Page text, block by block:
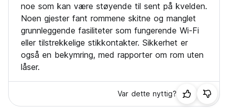
noe som kan være støyende til sent på kvelden.
Noen gjester fant rommene skitne og manglet
grunnleggende fasiliteter som fungerende Wi-Fi
eller tilstrekkelige stikkontakter. Sikkerhet er
også en bekymring, med rapporter om rom uten
låser.
Var dette nyttig?